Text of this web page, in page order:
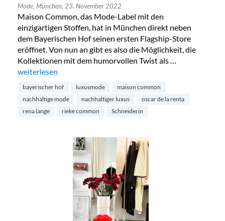
Mode, München, 23. November 2022
Maison Common, das Mode-Label mit den
einzigartigen Stoffen, hat in München direkt neben
dem Bayerischen Hof seinen ersten Flagship-Store
eröffnet. Von nun an gibt es also die Möglichkeit, die
Kollektionen mit dem humorvollen Twist als …
„Maison Commons erster Flagship-Store in München“
weiterlesen
bayerischer hof luxusmode
maison common
nachhaltige mode
nachhaltiger luxus
oscar de la renta
rena lange
rieke common Schneiderin